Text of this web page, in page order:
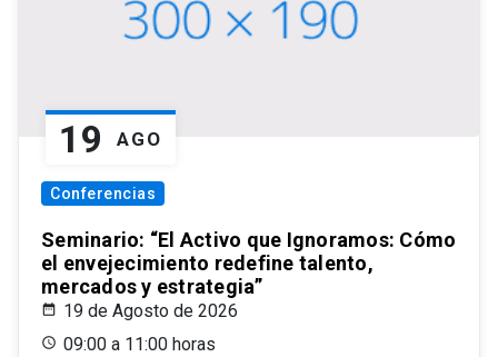
19 AGO
Conferencias
Seminario: “El Activo que Ignoramos: Cómo
el envejecimiento redefine talento,
mercados y estrategia”
19 de Agosto de 2026
09:00 a 11:00 horas